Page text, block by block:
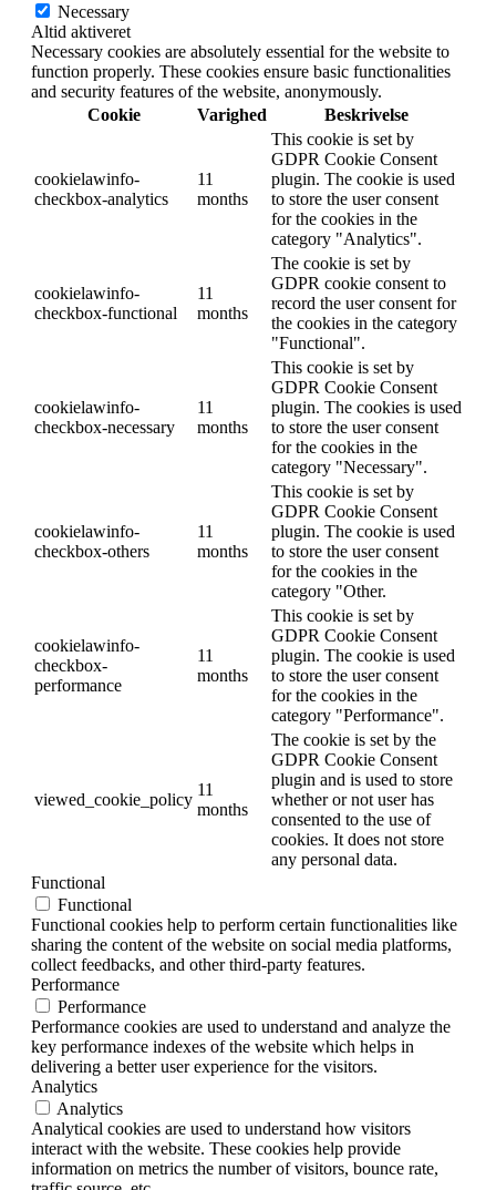
Necessary
Altid aktiveret
Necessary cookies are absolutely essential for the website to
function properly. These cookies ensure basic functionalities
and security features of the website, anonymously.
Cookie
Varighed Beskrivelse
cookielawinfo-
checkbox-analytics
11
months
This cookie is set by
GDPR Cookie Consent
plugin. The cookie is used
to store the user consent
for the cookies in the
category "Analytics".
cookielawinfo-
checkbox-functional
11
months
The cookie is set by
GDPR cookie consent to
record the user consent for
the cookies in the category
"Functional".
cookielawinfo-
checkbox-necessary
11
months
This cookie is set by
GDPR Cookie Consent
plugin. The cookies is used
to store the user consent
for the cookies in the
category "Necessary".
cookielawinfo-
checkbox-others
11
months
This cookie is set by
GDPR Cookie Consent
plugin. The cookie is used
to store the user consent
for the cookies in the
category "Other.
cookielawinfo-
checkbox-
performance
11
months
This cookie is set by
GDPR Cookie Consent
plugin. The cookie is used
to store the user consent
for the cookies in the
category "Performance".
viewed_cookie_policy
11
months
The cookie is set by the
GDPR Cookie Consent
plugin and is used to store
whether or not user has
consented to the use of
cookies. It does not store
any personal data.
Functional
Functional
Functional cookies help to perform certain functionalities like
sharing the content of the website on social media platforms,
collect feedbacks, and other third-party features.
Performance
Performance
Performance cookies are used to understand and analyze the
key performance indexes of the website which helps in
delivering a better user experience for the visitors.
Analytics
Analytics
Analytical cookies are used to understand how visitors
interact with the website. These cookies help provide
information on metrics the number of visitors, bounce rate,